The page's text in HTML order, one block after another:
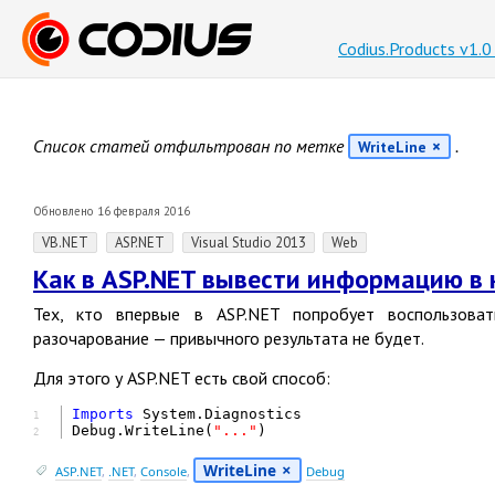
Codius.Products v1.0
Список статей отфильтрован по метке WriteLine .
Обновлено 16 февраля 2016
VB.NET ASP.NET Visual Studio 2013 Web
Как в ASP.NET вывести информацию в
Тех, кто впервые в ASP.NET попробует
разочарование — привычного результата не будет.
Для этого у ASP.NET есть свой способ:
1
2
Imports
Debug.WriteLine( "..." )
ASP.NET, .NET, Console, WriteLine Debug